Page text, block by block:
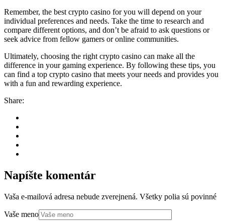
Remember, the best crypto casino for you will depend on your
individual preferences and needs. Take the time to research and
compare different options, and don’t be afraid to ask questions or
seek advice from fellow gamers or online communities.
Ultimately, choosing the right crypto casino can make all the
difference in your gaming experience. By following these tips, you
can find a top crypto casino that meets your needs and provides you
with a fun and rewarding experience.
Share:
Napíšte komentár
Vaša e-mailová adresa nebude zverejnená. Všetky polia sú povinné
Vaše meno